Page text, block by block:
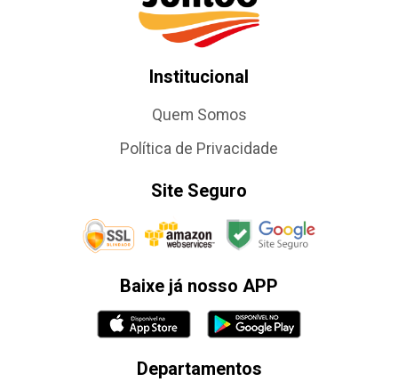
Institucional
Quem Somos
Política de Privacidade
Site Seguro
Baixe já nosso APP
Departamentos